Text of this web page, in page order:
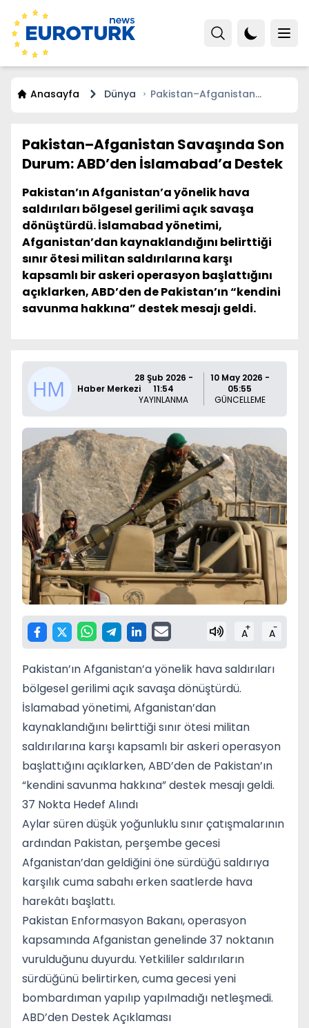
Anasayfa Dünya
Pakistan–Afganistan
Pakistan–Afganistan Savaşında Son
Durum: ABD’den İslamabad’a Destek
Pakistan’ın Afganistan’a yönelik hava
saldırıları bölgesel gerilimi açık savaşa
dönüştürdü. İslamabad yönetimi,
Afganistan’dan kaynaklandığını belirttiği
sınır ötesi militan saldırılarına karşı
kapsamlı bir askeri operasyon başlattığını
açıklarken, ABD’den de Pakistan’ın “kendini
savunma hakkına” destek mesajı geldi.
Haber Merkezi
28 Şub 2026 -
11:54
YAYINLANMA
10 May 2026 -
05:55
GÜNCELLEME
A+ A-
Pakistan’ın Afganistan’a yönelik hava saldırıları
bölgesel gerilimi açık savaşa dönüştürdü.
İslamabad yönetimi, Afganistan’dan
kaynaklandığını belirttiği sınır ötesi militan
saldırılarına karşı kapsamlı bir askeri operasyon
başlattığını açıklarken, ABD’den de Pakistan’ın
“kendini savunma hakkına” destek mesajı geldi.
37 Nokta Hedef Alındı
Aylar süren düşük yoğunluklu sınır çatışmalarının
ardından Pakistan, perşembe gecesi
Afganistan’dan geldiğini öne sürdüğü saldırıya
karşılık cuma sabahı erken saatlerde hava
harekâtı başlattı.
Pakistan Enformasyon Bakanı, operasyon
kapsamında Afganistan genelinde 37 noktanın
vurulduğunu duyurdu. Yetkililer saldırıların
sürdüğünü belirtirken, cuma gecesi yeni
bombardıman yapılıp yapılmadığı netleşmedi.
ABD’den Destek Açıklaması